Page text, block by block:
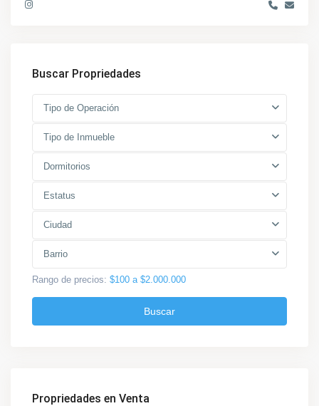
Buscar Propriedades
Tipo de Operación
Tipo de Inmueble
Dormitorios
Estatus
Ciudad
Barrio
Rango de precios: $100 a $2.000.000
Buscar
Propriedades en Venta